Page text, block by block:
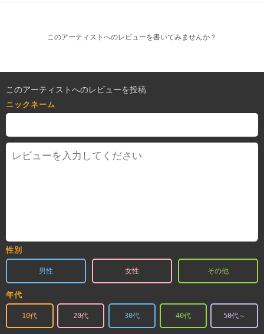
このアーティストへのレビューを書いてみませんか？
このアーティストへのレビューを投稿
ニックネーム
性別
男性 女性 その他
年代
10代 20代 30代 40代 50代～